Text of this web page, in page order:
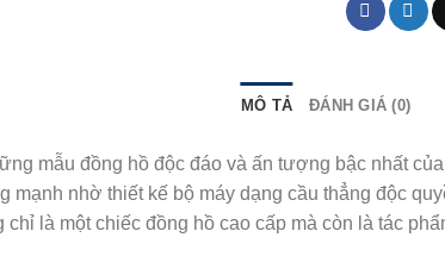
MÔ TẢ ĐÁNH GIÁ (0)
mẫu đồng hồ độc đáo và ấn tượng bậc nhất
mạnh nhờ thiết kế bộ máy dạng cầu thẳng độc
là một chiếc đồng hồ cao cấp mà còn là tác